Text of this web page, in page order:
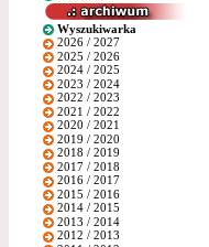
Wyszukiwarka
2026 / 2027
2025 / 2026
2024 / 2025
2023 / 2024
2022 / 2023
2021 / 2022
2020 / 2021
2019 / 2020
2018 / 2019
2017 / 2018
2016 / 2017
2015 / 2016
2014 / 2015
2013 / 2014
2012 / 2013